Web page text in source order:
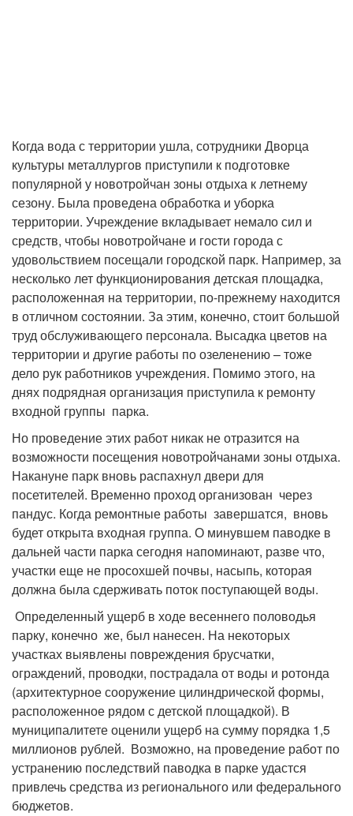
Когда вода с территории ушла, сотрудники Дворца
культуры металлургов приступили к подготовке
популярной у новотройчан зоны отдыха к летнему
сезону. Была проведена обработка и уборка
территории. Учреждение вкладывает немало сил и
средств, чтобы новотройчане и гости города с
удовольствием посещали городской парк. Например, за
несколько лет функционирования детская площадка,
расположенная на территории, по-прежнему находится
в отличном состоянии. За этим, конечно, стоит большой
труд обслуживающего персонала. Высадка цветов на
территории и другие работы по озеленению – тоже
дело рук работников учреждения. Помимо этого, на
днях подрядная организация приступила к ремонту
входной группы парка.
Но проведение этих работ никак не отразится на
возможности посещения новотройчанами зоны отдыха.
Накануне парк вновь распахнул двери для
посетителей. Временно проход организован через
пандус. Когда ремонтные работы завершатся, вновь
будет открыта входная группа. О минувшем паводке в
дальней части парка сегодня напоминают, разве что,
участки еще не просохшей почвы, насыпь, которая
должна была сдерживать поток поступающей воды.
Определенный ущерб в ходе весеннего половодья
парку, конечно же, был нанесен. На некоторых
участках выявлены повреждения брусчатки,
ограждений, проводки, пострадала от воды и ротонда
(архитектурное сооружение цилиндрической формы,
расположенное рядом с детской площадкой). В
муниципалитете оценили ущерб на сумму порядка 1,5
миллионов рублей. Возможно, на проведение работ по
устранению последствий паводка в парке удастся
привлечь средства из регионального или федерального
бюджетов.